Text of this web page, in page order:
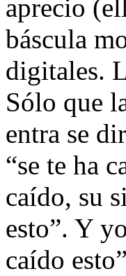
aprecio
báscula
digitales.
Sólo que
entra se
“se te ha
caído, su
esto”. Y
caído